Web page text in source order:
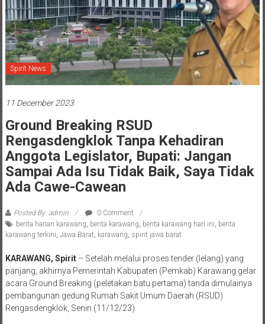
Spirit News
11 December 2023
Ground Breaking RSUD
Rengasdengklok Tanpa Kehadiran
Anggota Legislator, Bupati: Jangan
Sampai Ada Isu Tidak Baik, Saya Tidak
Ada Cawe-Cawean
Posted By: admin
0 Comment
berita harian karawang, berita karawang, berita karawang hari ini, berita
karawang terkini, Jawa Barat, karawang, spirit jawa barat
KARAWANG, Spirit – Setelah melalui proses tender (lelang) yang
panjang, akhirnya Pemerintah Kabupaten (Pemkab) Karawang gelar
acara Ground Breaking (peletakan batu pertama) tanda dimulainya
pembangunan gedung Rumah Sakit Umum Daerah (RSUD)
Rengasdengklok, Senin (11/12/23).